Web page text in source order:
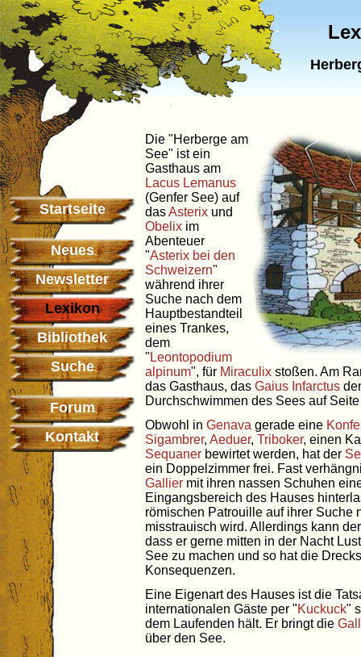
Startseite
Neues
Newsletter
Lexikon
Bibliothek
Suche
Forum
Kontakt
Die "Herberge am
See" ist ein
Gasthaus am
Lacus Lemanus
(Genfer See) auf
dasAsterix und
Obelix im
Abenteuer
"Asterix bei den
Schweizern"
während ihrer
Suche nach dem
Hauptbestandteil
eines Trankes,
dem
" Leontopodium
alpinum", für Miraculix stoßen. Am
das Gasthaus, das Gaius Infarctus
Durchschwimmen des Sees auf
Obwohl in Genava gerade eine
Sigambrer, Aeduer, Triboker, einen
Sequaner bewirtet werden, hat der
ein Doppelzimmer frei. Fast
Gallier mit ihren nassen Schuhen
Eingangsbereich des Hauses
römischen Patrouille auf ihrer Suche
misstrauisch wird. Allerdings kann
dass er gerne mitten in der Nacht
See zu machen und so hat die
Konsequenzen.
Eine Eigenart des Hauses ist die
internationalen Gäste per "Kuckuck"
dem Laufenden hält. Er bringt die
über den See.